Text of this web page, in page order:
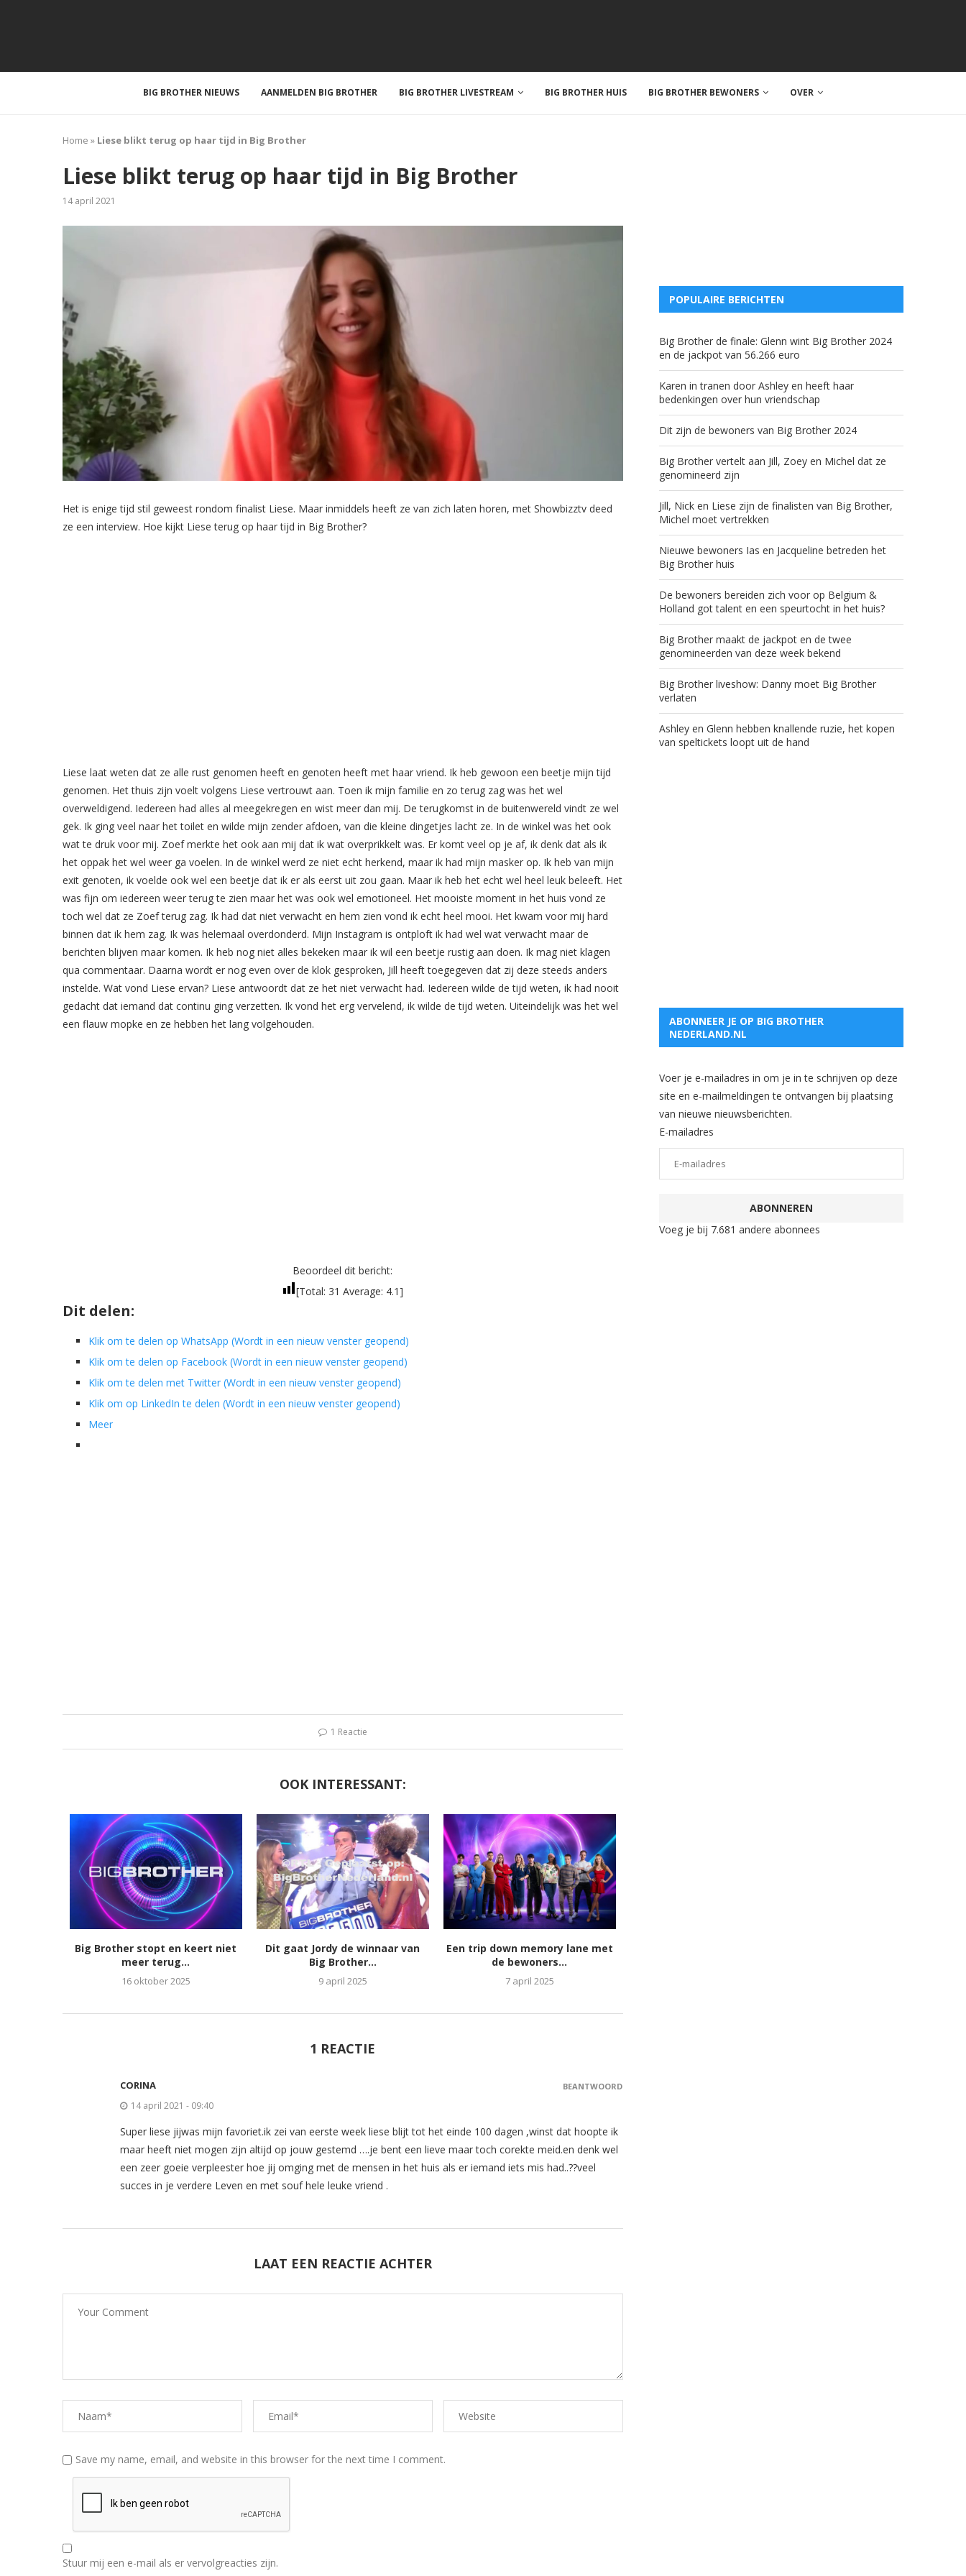
BIG BROTHER NIEUWS AANMELDEN BIG BROTHER BIG BROTHER LIVESTREAM BIG BROTHER HUIS BIG BROTHER BEWONERS OVER
Home » Liese blikt terug op haar tijd in Big Brother
Liese blikt terug op haar tijd in Big Brother
14 april 2021
Het is enige tijd stil geweest rondom finalist Liese. Maar inmiddels heeft ze van zich laten horen, met Showbizztv deed
ze een interview. Hoe kijkt Liese terug op haar tijd in Big Brother?
Liese laat weten dat ze alle rust genomen heeft en genoten heeft met haar vriend. Ik heb gewoon een beetje mijn tijd
genomen. Het thuis zijn voelt volgens Liese vertrouwt aan. Toen ik mijn familie en zo terug zag was het wel
overweldigend. Iedereen had alles al meegekregen en wist meer dan mij. De terugkomst in de buitenwereld vindt ze wel
gek. Ik ging veel naar het toilet en wilde mijn zender afdoen, van die kleine dingetjes lacht ze. In de winkel was het ook
wat te druk voor mij. Zoef merkte het ook aan mij dat ik wat overprikkelt was. Er komt veel op je af, ik denk dat als ik
het oppak het wel weer ga voelen. In de winkel werd ze niet echt herkend, maar ik had mijn masker op. Ik heb van mijn
exit genoten, ik voelde ook wel een beetje dat ik er als eerst uit zou gaan. Maar ik heb het echt wel heel leuk beleeft. Het
was fijn om iedereen weer terug te zien maar het was ook wel emotioneel. Het mooiste moment in het huis vond ze
toch wel dat ze Zoef terug zag. Ik had dat niet verwacht en hem zien vond ik echt heel mooi. Het kwam voor mij hard
binnen dat ik hem zag. Ik was helemaal overdonderd. Mijn Instagram is ontploft ik had wel wat verwacht maar de
berichten blijven maar komen. Ik heb nog niet alles bekeken maar ik wil een beetje rustig aan doen. Ik mag niet klagen
qua commentaar. Daarna wordt er nog even over de klok gesproken, Jill heeft toegegeven dat zij deze steeds anders
instelde. Wat vond Liese ervan? Liese antwoordt dat ze het niet verwacht had. Iedereen wilde de tijd weten, ik had nooit
gedacht dat iemand dat continu ging verzetten. Ik vond het erg vervelend, ik wilde de tijd weten. Uiteindelijk was het wel
een flauw mopke en ze hebben het lang volgehouden.
Beoordeel dit bericht:
[Total: 31 Average: 4.1]
Dit delen:
Klik om te delen op WhatsApp (Wordt in een nieuw venster geopend)
Klik om te delen op Facebook (Wordt in een nieuw venster geopend)
Klik om te delen met Twitter (Wordt in een nieuw venster geopend)
Klik om op LinkedIn te delen (Wordt in een nieuw venster geopend)
Meer
1 Reactie
OOK INTERESSANT:
Big Brother stopt en keert niet
meer terug...
16 oktober 2025
Dit gaat Jordy de winnaar van
Big Brother...
9 april 2025
Een trip down memory lane met
de bewoners...
7 april 2025
1 REACTIE
CORINA
14 april 2021 - 09:40
Super liese jijwas mijn favoriet.ik zei van eerste week liese blijt tot het einde 100 dagen ,winst dat hoopte ik
maar heeft niet mogen zijn altijd op jouw gestemd ….je bent een lieve maar toch corekte meid.en denk wel
een zeer goeie verpleester hoe jij omging met de mensen in het huis als er iemand iets mis had..??veel
succes in je verdere Leven en met souf hele leuke vriend .
BEANTWOORD
LAAT EEN REACTIE ACHTER
Save my name, email, and website in this browser for the next time I comment.
Stuur mij een e-mail als er vervolgreacties zijn.
POPULAIRE BERICHTEN
Big Brother de finale: Glenn wint Big Brother 2024
en de jackpot van 56.266 euro
Karen in tranen door Ashley en heeft haar
bedenkingen over hun vriendschap
Dit zijn de bewoners van Big Brother 2024
Big Brother vertelt aan Jill, Zoey en Michel dat ze
genomineerd zijn
Jill, Nick en Liese zijn de finalisten van Big Brother,
Michel moet vertrekken
Nieuwe bewoners Ias en Jacqueline betreden het
Big Brother huis
De bewoners bereiden zich voor op Belgium &
Holland got talent en een speurtocht in het huis?
Big Brother maakt de jackpot en de twee
genomineerden van deze week bekend
Big Brother liveshow: Danny moet Big Brother
verlaten
Ashley en Glenn hebben knallende ruzie, het kopen
van speltickets loopt uit de hand
ABONNEER JE OP BIG BROTHER
NEDERLAND.NL
Voer je e-mailadres in om je in te schrijven op deze
site en e-mailmeldingen te ontvangen bij plaatsing
van nieuwe nieuwsberichten.
E-mailadres
ABONNEREN
Voeg je bij 7.681 andere abonnees